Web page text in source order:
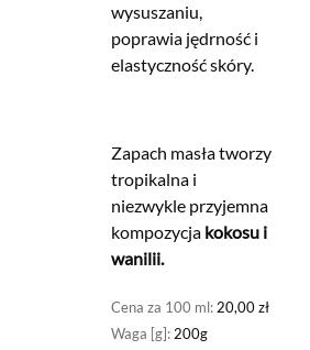
wysuszaniu,
poprawia jędrność i
elastyczność skóry.
Zapach masła tworzy
tropikalna i
niezwykle przyjemna
kompozycja kokosu i
wanilii.
Cena za 100 ml: 20,00 zł
Waga [g]: 200g